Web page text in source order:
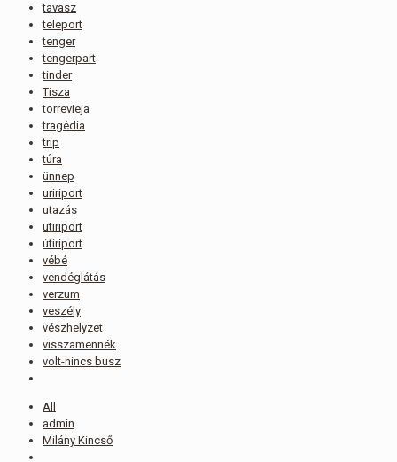
tavasz
teleport
tenger
tengerpart
tinder
Tisza
torrevieja
tragédia
trip
túra
ünnep
uririport
utazás
utiriport
útiriport
vébé
vendéglátás
verzum
veszély
vészhelyzet
visszamennék
volt-nincs busz
All
admin
Milány Kincső